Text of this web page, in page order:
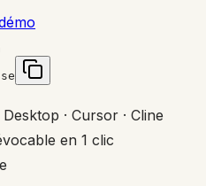
· Cursor · Cline
en 1 clic